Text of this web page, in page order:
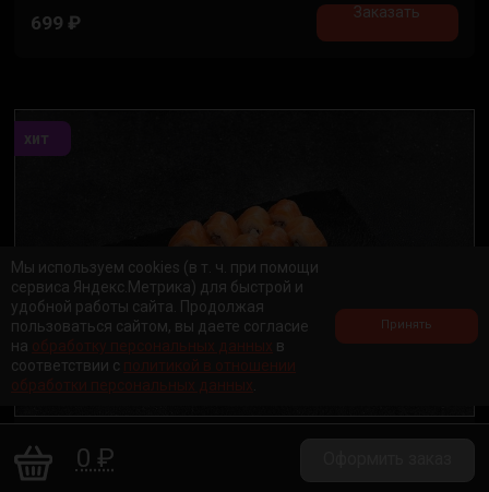
699 ₽ Заказать
Эби де люкс
225 гр.
хит
0 ₽
Мы используем cookies (в т. ч. при помощи
сервиса Яндекс.Метрика) для быстрой и
удобной работы сайта. Продолжая
пользоваться сайтом, вы даете согласие
на обработку персональных данных в
соответствии с политикой в отношении
обработки персональных данных
Принять